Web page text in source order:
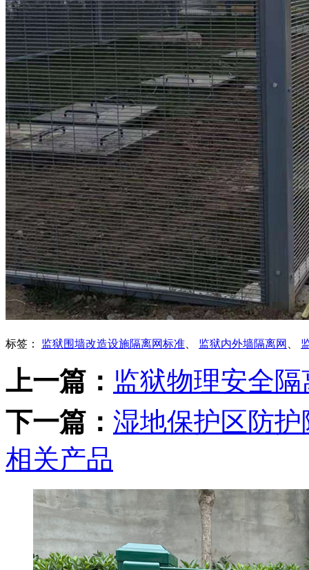
标签： 监狱围墙改造设施隔离网标准 监狱内外墙隔离网
上一篇： 监狱物理安全
下一篇： 湿地保护区防
相关产品